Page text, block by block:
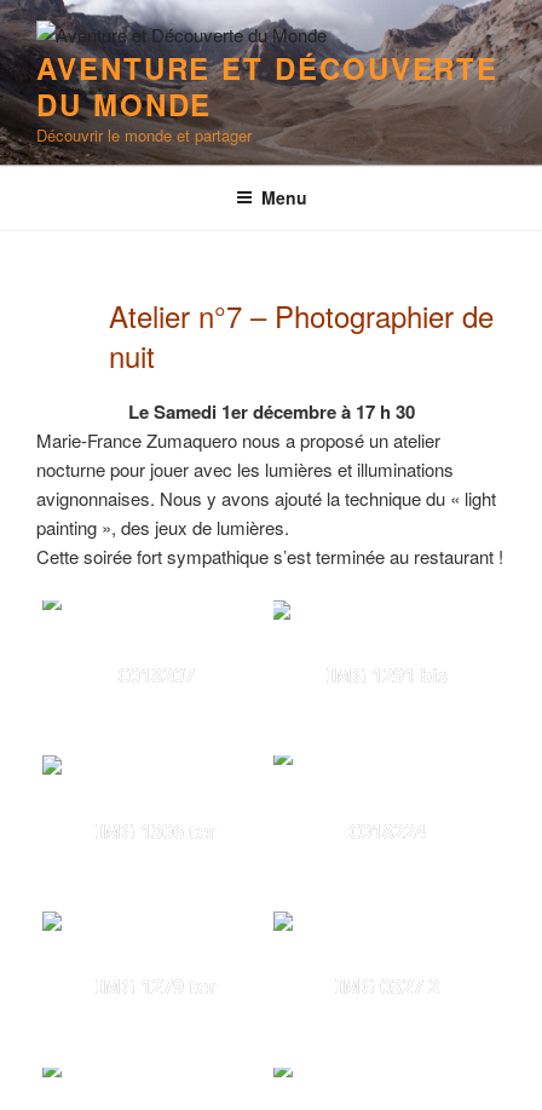
Aller
au
contenu
principal
AVENTURE ET DÉCOUVERTE
DU MONDE
Découvrir le monde et partager
Menu
Atelier n°7 – Photographier de
nuit
Le Samedi 1er décembre à 17 h 30
Marie-France Zumaquero nous a proposé un atelier
nocturne pour jouer avec les lumières et illuminations
avignonnaises. Nous y avons ajouté la technique du « light
painting », des jeux de lumières.
Cette soirée fort sympathique s’est terminée au restaurant !
C018207 IMG 1291 bis
IMG 1306 ter C018224
IMG 1279 ter IMG 0327 2